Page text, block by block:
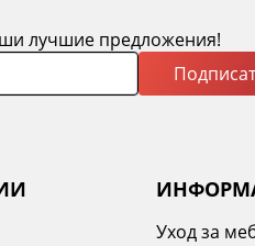
лучшие предложения!
Уход за